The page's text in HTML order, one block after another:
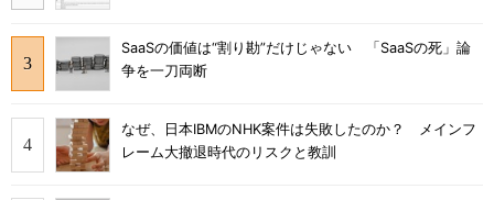
SaaSの価値は“割り勘”だけじゃない 「SaaSの死」論
争を一刀両断
なぜ、日本IBMのNHK案件は失敗したのか？ メインフ
レーム大撤退時代のリスクと教訓